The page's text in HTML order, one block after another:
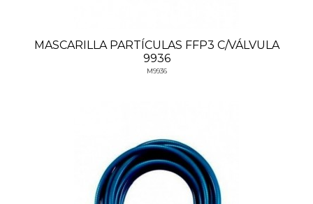
MASCARILLA PARTÍCULAS FFP3 C/VÁLVULA
9936
M9936